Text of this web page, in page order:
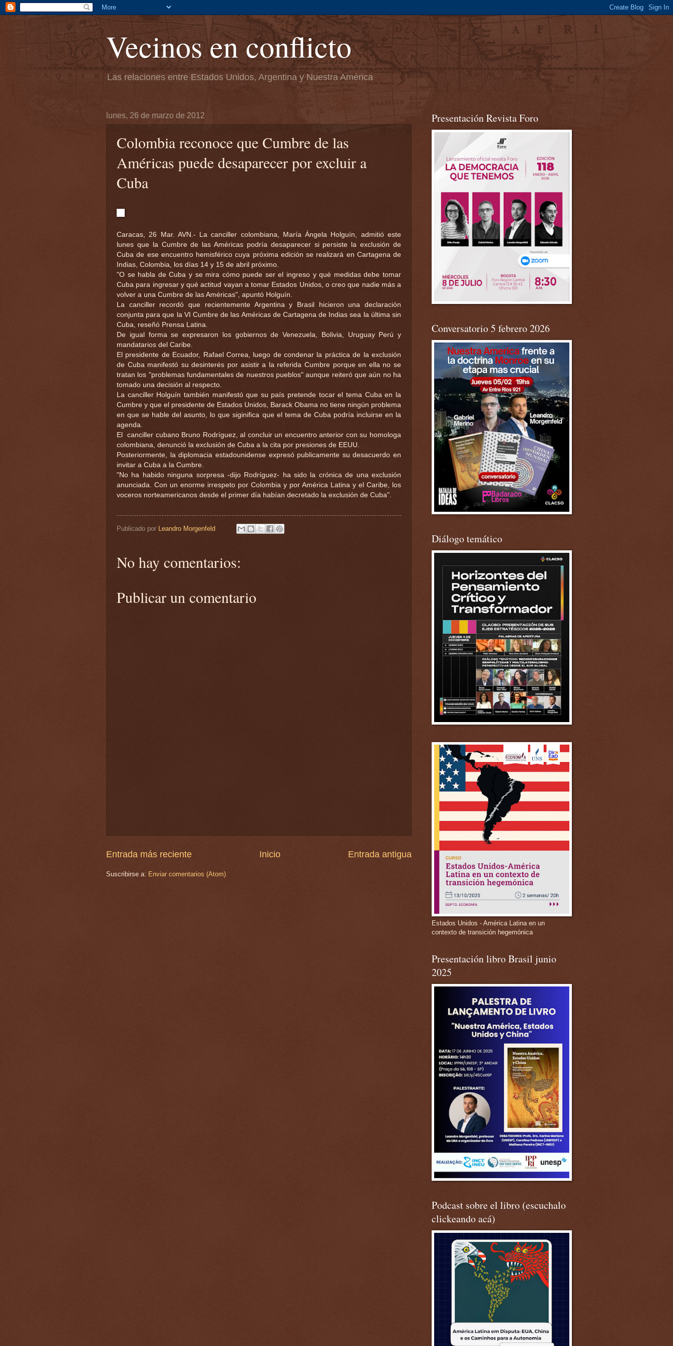
Vecinos en conflicto
Las relaciones entre Estados Unidos, Argentina y Nuestra América
lunes, 26 de marzo de 2012
Colombia reconoce que Cumbre de las
Américas puede desaparecer por excluir a
Cuba
Caracas, 26 Mar. AVN.- La canciller colombiana, María Ángela Holguín, admitió este
lunes que la Cumbre de las Américas podría desaparecer si persiste la exclusión de
Cuba de ese encuentro hemisférico cuya próxima edición se realizará en Cartagena de
Indias, Colombia, los días 14 y 15 de abril próximo.
"O se habla de Cuba y se mira cómo puede ser el ingreso y qué medidas debe tomar
Cuba para ingresar y qué actitud vayan a tomar Estados Unidos, o creo que nadie más a
volver a una Cumbre de las Américas", apuntó Holguín.
La canciller recordó que recientemente Argentina y Brasil hicieron una declaración
conjunta para que la VI Cumbre de las Américas de Cartagena de Indias sea la última sin
Cuba, reseñó Prensa Latina.
De igual forma se expresaron los gobiernos de Venezuela, Bolivia, Uruguay Perú y
mandatarios del Caribe.
El presidente de Ecuador, Rafael Correa, luego de condenar la práctica de la exclusión
de Cuba manifestó su desinterés por asistir a la referida Cumbre porque en ella no se
tratan los "problemas fundamentales de nuestros pueblos" aunque reiteró que aún no ha
tomado una decisión al respecto.
La canciller Holguín también manifestó que su país pretende tocar el tema Cuba en la
Cumbre y que el presidente de Estados Unidos, Barack Obama no tiene ningún problema
en que se hable del asunto, lo que siginifica que el tema de Cuba podría incluirse en la
agenda.
El canciller cubano Bruno Rodríguez, al concluir un encuentro anterior con su homologa
colombiana, denunció la exclusión de Cuba a la cita por presiones de EEUU.
Posteriormente, la diplomacia estadounidense expresó publicamente su desacuerdo en
invitar a Cuba a la Cumbre.
"No ha habido ninguna sorpresa -dijo Rodríguez- ha sido la crónica de una exclusión
anunciada. Con un enorme irrespeto por Colombia y por América Latina y el Caribe, los
voceros norteamericanos desde el primer día habían decretado la exclusión de Cuba".
Publicado por Leandro Morgenfeld
No hay comentarios:
Publicar un comentario
Entrada más reciente Entrada antigua
Inicio
Suscribirse a: Enviar comentarios (Atom)
Presentación Revista Foro
Conversatorio 5 febrero 2026
Diálogo temático
Estados Unidos - América Latina en un
contexto de transición hegemónica
Presentación libro Brasil junio
2025
Podcast sobre el libro (escuchalo
clickeando acá)